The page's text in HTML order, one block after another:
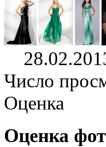
Число
Оценка
Оценка